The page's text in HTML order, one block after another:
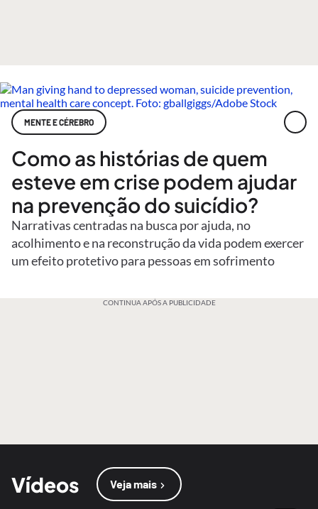
MENTE E CÉREBRO
Como as histórias de quem
esteve em crise podem ajudar
na prevenção do suicídio?
Narrativas centradas na busca por ajuda, no
acolhimento e na reconstrução da vida podem exercer
um efeito protetivo para pessoas em sofrimento
CONTINUA APÓS A PUBLICIDADE
Vídeos Veja mais